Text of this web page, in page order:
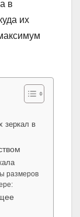
в
их
зеркал в
размеров